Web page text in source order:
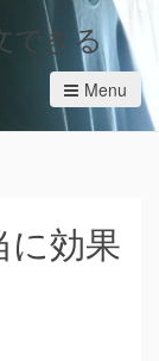
できる
Menu
に効果